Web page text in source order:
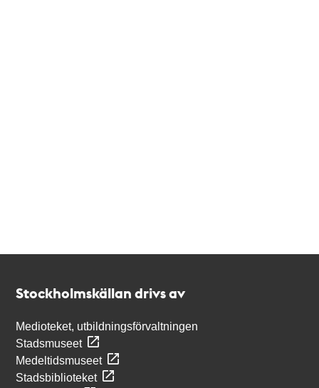
Stockholmskällan drivs av
Medioteket, utbildningsförvaltningen
Stadsmuseet
Medeltidsmuseet
Stadsbiblioteket